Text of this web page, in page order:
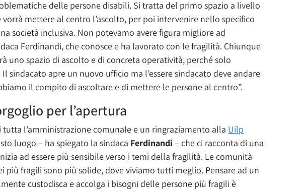
delle persone disabili. Si tratta del primo spazio a livello
mettere al centro l’ascolto, per poi intervenire nello specifico
società inclusiva. Non potevamo avere figura migliore ad
Ferdinandi, che conosce e ha lavorato con le fragilità. Chiunque
uno spazio di ascolto e di concreta operatività, perché solo
Il sindacato apre un nuovo ufficio ma l’essere sindacato deve andare
il compito di ascoltare e di mettere le persone al centro”.
per l’apertura
tutta l’amministrazione comunale e un ringraziamento alla Uilp
luogo – ha spiegato la sindaca Ferdinandi – che ci racconta di una
ad essere più sensibile verso i temi della fragilità. Le comunità
più fragili sono più solide, dove viviamo tutti meglio. Pensare ad un
custodisca e accolga i bisogni delle persone più fragili è